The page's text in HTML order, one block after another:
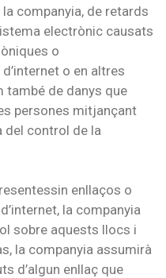
companyia, de retards
electrònic causats
o
o en altres
de danys que
persones mitjançant
del control de la
enllaços o
la companyia
sobre aquests llocs i
la companyia assumirà
d’algun enllaç que